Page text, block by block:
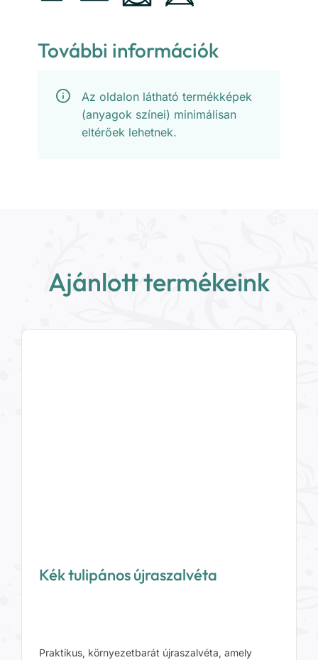
További információk
Az oldalon látható termékképek
(anyagok színei) minimálisan
eltérőek lehetnek.
Ajánlott termékeink
Kék tulipános újraszalvéta
Praktikus, környezetbarát újraszalvéta, amely